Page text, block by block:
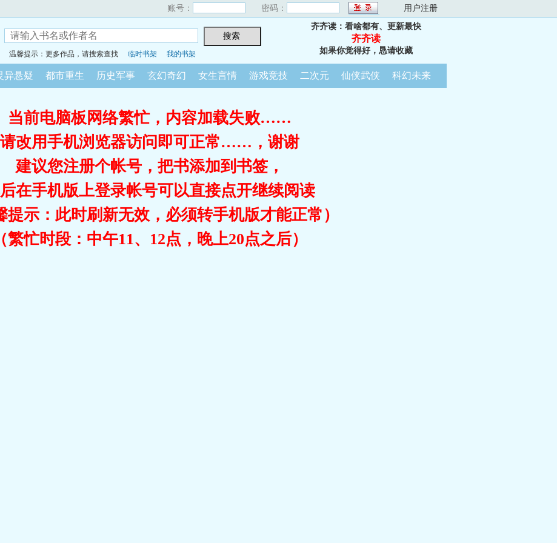
账号： 密码： 用户注册
温馨提示：更多作品，请搜索查找 临时书架 我的书架
齐齐读：看啥都有、更新最快
齐齐读
如果你觉得好，恳请收藏
异悬疑 都市重生 历史军事 玄幻奇幻 女生言情 游戏竞技 二次元 仙侠武侠 科幻未来
当前电脑板网络繁忙，内容加载失败……
请改用手机浏览器访问即可正常……，谢谢
建议您注册个帐号，把书添加到书签，
在手机版上登录帐号可以直接点开继续阅读
提示：此时刷新无效，必须转手机版才能正常）
（繁忙时段：中午11、12点，晚上20点之后）